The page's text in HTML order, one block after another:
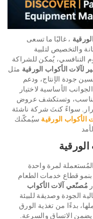
، غالبًا ما تسعى
والتخصيص لتلبية
التنافسي، يُمكن للشراكة
لآلات الأكواب الورقية
جودة الإنتاج، ودعم
الأساسية لاختيار
سواءً كنتَ شركة ناشئة
الأكواب الورقية سيُمكّنك
لمرة واحدة
بنمو قطاع خدمات الطعام
مُصنّعي آلات الأكواب
الجودة وصديقة للبيئة
بدءًا من تغذية الورق
يضمن الاتساق والسرعة.